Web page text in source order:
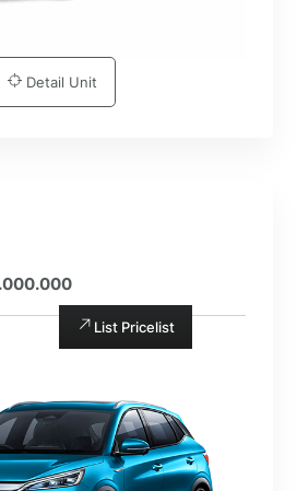
Detail Unit
List Pricelist